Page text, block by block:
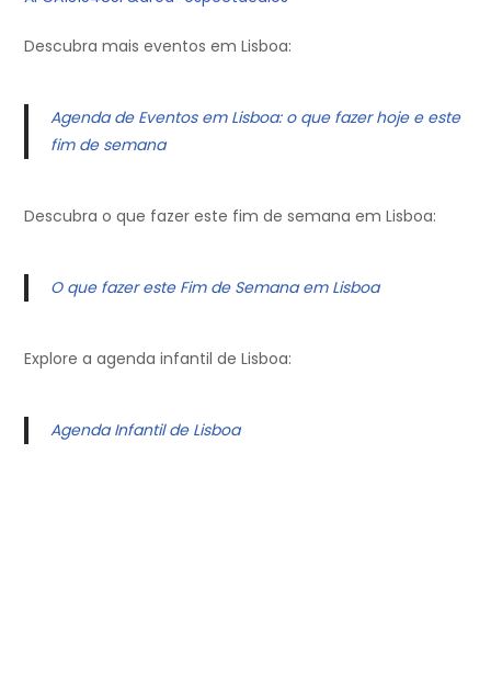
Descubra mais eventos em Lisboa:
Agenda de Eventos em Lisboa: o que fazer hoje e este
fim de semana
Descubra o que fazer este fim de semana em Lisboa:
O que fazer este Fim de Semana em Lisboa
Explore a agenda infantil de Lisboa:
Agenda Infantil de Lisboa